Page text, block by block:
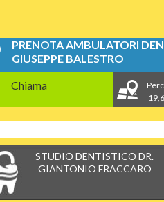
PRENOTA AMBULATORI
GIUSEPPE BALESTRO
Chiama
STUDIO DENTISTICO DR.
GIANTONIO FRACCARO